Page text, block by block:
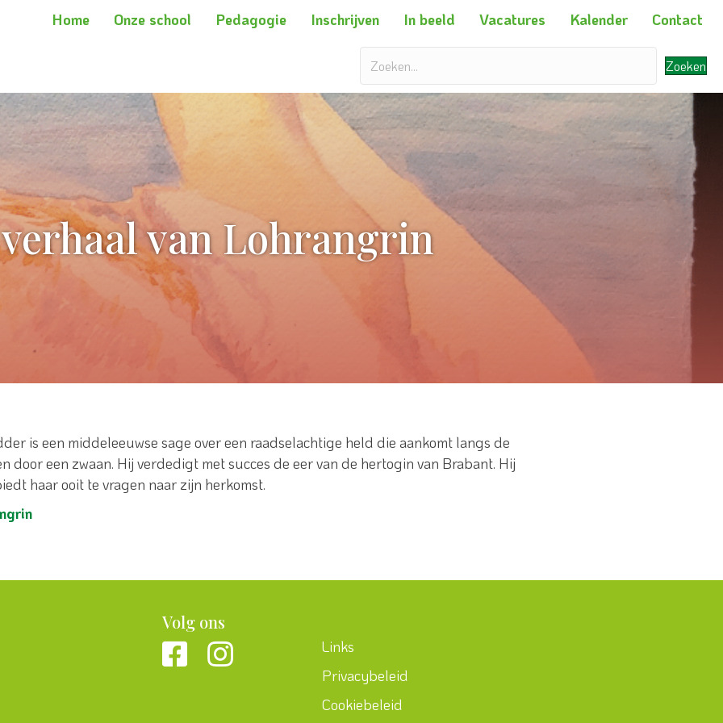
Home Onze school Pedagogie Inschrijven In beeld Vacatures Kalender Contact
Zoeken
van Lohrangrin
is een middeleeuwse sage over een raadselachtige held die aankomt langs de
door een zwaan. Hij verdedigt met succes de eer van de hertogin van Brabant. Hij
haar ooit te vragen naar zijn herkomst.
Volg ons
Links
Privacybeleid
Cookiebeleid